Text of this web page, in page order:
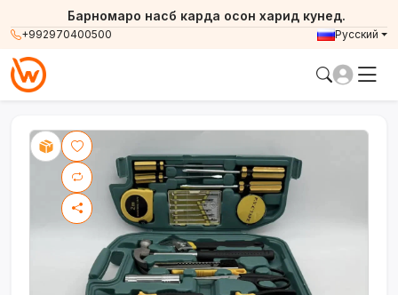
+992970400500
Барномаро насб карда осон харид кунед.
Русский